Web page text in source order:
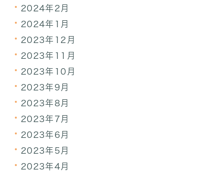
2024年2月
2024年1月
2023年12月
2023年11月
2023年10月
2023年9月
2023年8月
2023年7月
2023年6月
2023年5月
2023年4月